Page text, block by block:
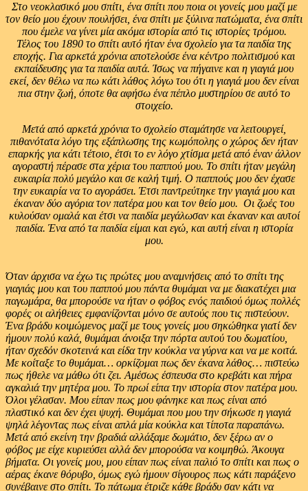
Στο νεοκλασικό μου σπίτι, ένα σπίτι που ποια οι γονείς μου μαζί με
τον θείο μου έχουν πουλήσει, ένα σπίτι με ξύλινα πατώματα, ένα σπίτι
που έμελε να γίνει μία ακόμα ιστορία από τις ιστορίες τρόμου.
Τέλος του 1890 το σπίτι αυτό ήταν ένα σχολείο για τα παιδία της
εποχής. Για αρκετά χρόνια αποτελούσε ένα κέντρο πολιτισμού και
εκπαίδευσης για τα παιδία αυτά. Ίσως να πήγαινε και η γιαγιά μου
εκεί, δεν θέλω να πω κάτι λάθος λόγω του ότι η γιαγιά μου δεν είναι
πια στην ζωή, όποτε θα αφήσω ένα πέπλο μυστηρίου σε αυτό το
στοιχείο.
Μετά από αρκετά χρόνια το σχολείο σταμάτησε να λειτουργεί,
πιθανότατα λόγο της εξάπλωσης της κωμόπολης ο χώρος δεν ήταν
επαρκής για κάτι τέτοιο, έτσι το εν λόγο χτίσμα μετά από έναν άλλον
αγοραστή πέρασε στα χέρια του παππού μου. Το σπίτι ήταν μεγάλη
ευκαιρία πολύ μεγάλο και σε καλή τιμή. Ο παππούς μου δεν έχασε
την ευκαιρία να το αγοράσει. Έτσι παντρεύτηκε την γιαγιά μου και
έκαναν δύο αγόρια τον πατέρα μου και τον θείο μου. Οι ζωές του
κυλούσαν ομαλά και έτσι να παιδία μεγάλωσαν και έκαναν και αυτοί
παιδία. Ένα από τα παιδία είμαι και εγώ, και αυτή είναι η ιστορία
μου.
Όταν άρχισα να έχω τις πρώτες μου αναμνήσεις από το σπίτι της
γιαγιάς μου και του παππού μου πάντα θυμάμαι να με διακατέχει μια
παγωμάρα, θα μπορούσε να ήταν ο φόβος ενός παιδιού όμως πολλές
φορές οι αλήθειες εμφανίζονται μόνο σε αυτούς που τις πιστεύουν.
Ένα βράδυ κοιμώμενος μαζί με τους γονείς μου σηκώθηκα γιατί δεν
ήμουν πολύ καλά, θυμάμαι άνοιξα την πόρτα αυτού του δωματίου,
ήταν σχεδόν σκοτεινά και είδα την κούκλα να γύρνα και να με κοιτά.
Με κοίταξε το θυμάμαι… ορκίζομαι πως δεν έκανα λάθος… πιστεύω
πως ήθελε να μάθω ότι ζει. Αμέσως έσπευσα στο κρεβάτι και πήρα
αγκαλιά την μητέρα μου. Το πρωί είπα την ιστορία στον πατέρα μου.
Όλοι γέλασαν. Μου είπαν πως μου φάνηκε και πως είναι από
πλαστικό και δεν έχει ψυχή. Θυμάμαι που μου την σήκωσε η γιαγιά
ψηλά λέγοντας πως είναι απλά μία κούκλα και τίποτα παραπάνω.
Μετά από εκείνη την βραδιά αλλάξαμε δωμάτιο, δεν ξέρω αν ο
φόβος με είχε κυριεύσει αλλά δεν μπορούσα να κοιμηθώ. Άκουγα
βήματα. Οι γονείς μου, μου είπαν πως είναι παλιό το σπίτι και πως ο
αέρας έκανε θόρυβο, όμως εγώ ήμουν σίγουρος πως κάτι παράξενο
συνέβαινε στο σπίτι. Το πάτωμα έτριζε κάθε βράδυ σαν κάτι να